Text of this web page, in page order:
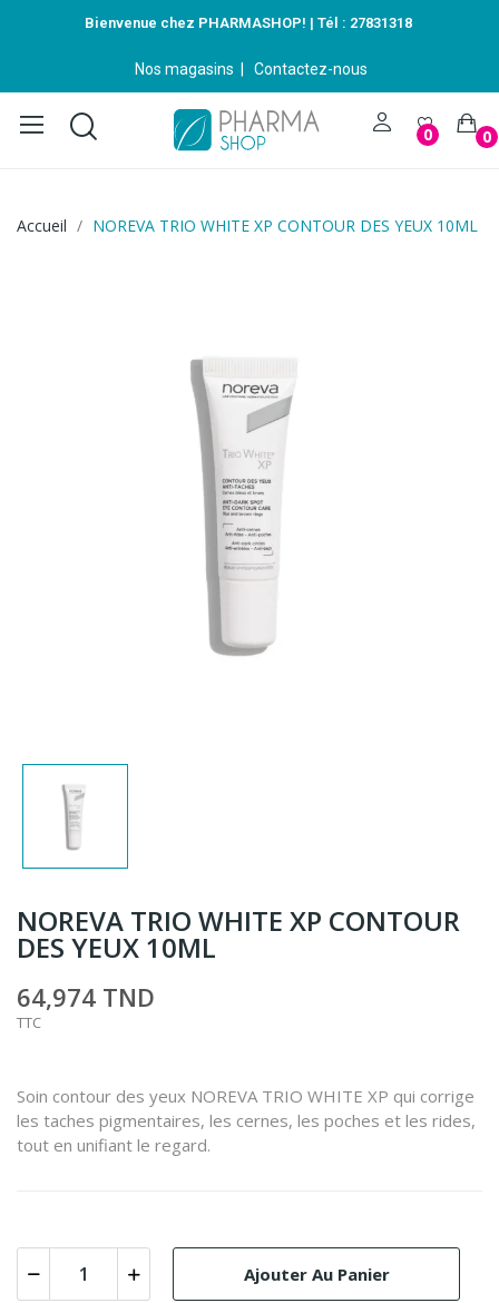
Bienvenue chez PHARMASHOP! | Tél : 27831318
Nos magasins Contactez-nous
0 0
Accueil NOREVA TRIO WHITE XP CONTOUR DES YEUX 10ML
NOREVA TRIO WHITE XP CONTOUR
DES YEUX 10ML
64,974 TND
TTC
Soin contour des yeux NOREVA TRIO WHITE XP qui corrige
les taches pigmentaires, les cernes, les poches et les rides,
tout en unifiant le regard.
Ajouter Au Panier